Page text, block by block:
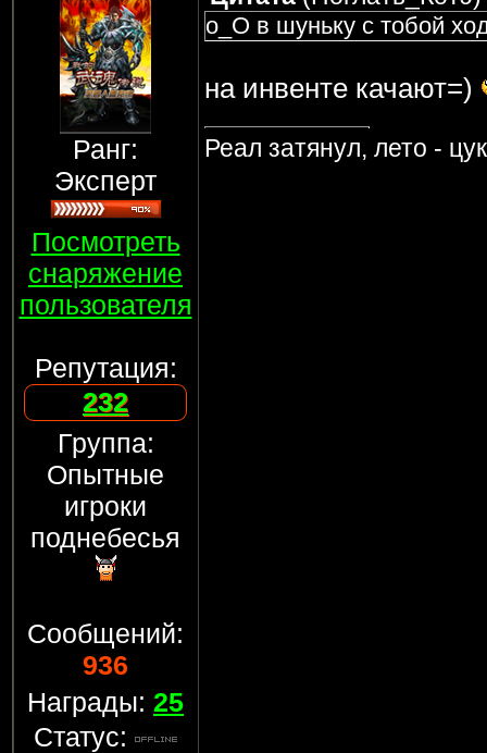
Ранг:
Эксперт
Посмотреть
снаряжение
пользователя
Репутация:
232
Группа:
Опытные
игроки
поднебесья
Сообщений:
936
Награды: 25
Статус:
о_О в шуньку с тобой
на инвенте качают=)
Реал затянул, лето -